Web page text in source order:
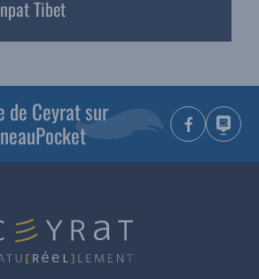
Tibet
de Ceyrat sur